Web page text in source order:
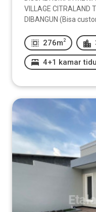
VILLAGE CITRALAND
DIBANGUN (Bisa
276m 2
4+1 kamar